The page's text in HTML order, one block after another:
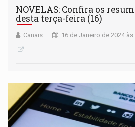
NOVELAS: Confira os
desta terça-feira (16)
Canais 16 de Janeiro de 2024 às